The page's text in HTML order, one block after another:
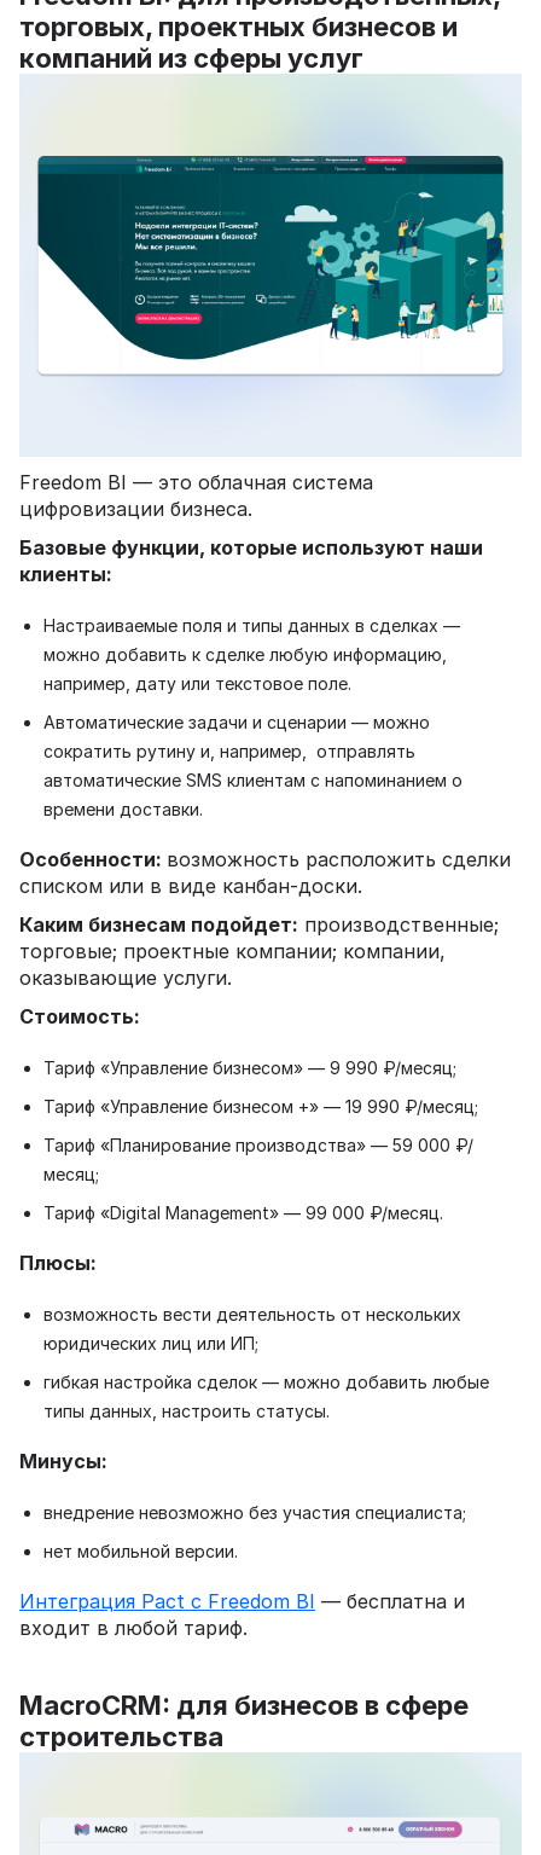
торговых, проектных бизнесов и
компаний из сферы услуг
Freedom BI — это облачная система
цифровизации бизнеса.
Базовые функции, которые используют наши
клиенты:
Настраиваемые поля и типы данных в сделках —
можно добавить к сделке любую информацию,
например, дату или текстовое поле.
Автоматические задачи и сценарии — можно
сократить рутину и, например, отправлять
автоматические SMS клиентам с напоминанием о
времени доставки.
Особенности: возможность расположить сделки
списком или в виде канбан-доски.
Каким бизнесам подойдет: производственные;
торговые; проектные компании; компании,
оказывающие услуги.
Стоимость:
Тариф «Управление бизнесом» — 9 990 ₽/месяц;
Тариф «Управление бизнесом +» — 19 990 ₽/месяц;
Тариф «Планирование производства» — 59 000 ₽/
месяц;
Тариф «Digital Management» — 99 000 ₽/месяц.
Плюсы:
возможность вести деятельность от нескольких
юридических лиц или ИП;
гибкая настройка сделок — можно добавить любые
типы данных, настроить статусы.
Минусы:
внедрение невозможно без участия специалиста;
нет мобильной версии.
Интеграция Pact с Freedom BI — бесплатна и
входит в любой тариф.
MacroCRM: для бизнесов в сфере
строительства